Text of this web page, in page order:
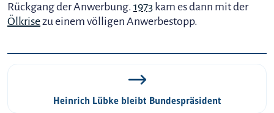
Rückgang der Anwerbung. 1973 kam es dann mit der
Ölkrisezu einem völligen Anwerbestopp.
Heinrich Lübke bleibt Bundespräsident